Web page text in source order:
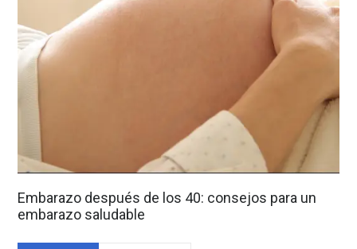
Embarazo después de los 40: consejos para un
embarazo saludable